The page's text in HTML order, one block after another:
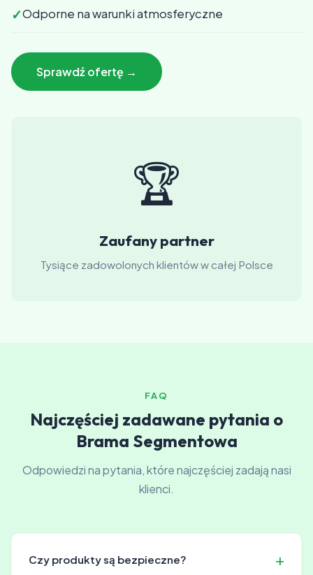
✓Odporne na warunki atmosferyczne
Sprawdź ofertę →
🏆
Zaufany partner
Tysiące zadowolonych klientów w całej Polsce
FAQ
Najczęściej zadawane pytania o
Brama Segmentowa
Odpowiedzi na pytania, które najczęściej zadają nasi
klienci.
Czy produkty są bezpieczne?